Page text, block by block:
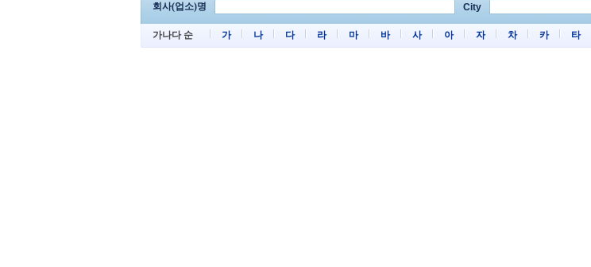
회사(업소)명 City
가나다 순 가 나 다 라 마 바 사 아 자 차 카 타